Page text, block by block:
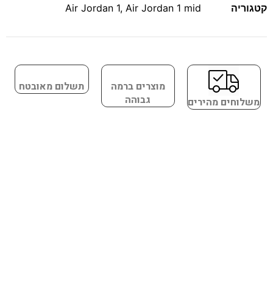
קטגוריה
Air Jordan 1, Air Jordan 1 mid
משלוחים מהירים
מוצרים ברמה
גבוהה
תשלום מאובטח